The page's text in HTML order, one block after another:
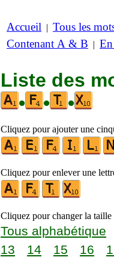
Accueil | Tous les
Contenant A & B |
Liste des
•
• •
Cliquez pour ajouter une
Cliquez pour enlever une
Cliquez pour changer la taille
Tous alphabétique
13
14 15 16